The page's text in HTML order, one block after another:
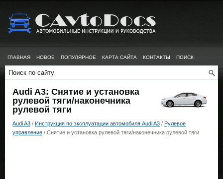
ГЛАВНАЯ НОВОЕ ПОПУЛЯРНОЕ КАРТА САЙТА КОНТАКТЫ ПОИСК
Audi A3: Снятие и установка
рулевой тяги/наконечника
рулевой тяги
Audi A3 / Инструкция по эксплуатации автомобиля Audi A3 / Рулевое
управление / Снятие и установка рулевой тяги/наконечника рулевой тяги